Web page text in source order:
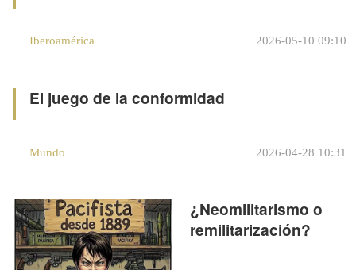
Iberoamérica 2026-05-10 09:10
El juego de la conformidad
Mundo 2026-04-28 10:31
¿Neomilitarismo o
remilitarización?